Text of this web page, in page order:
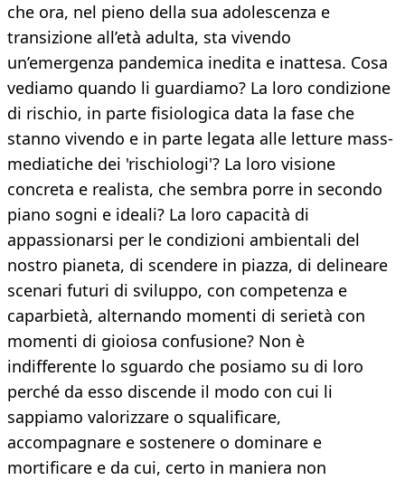
che ora, nel pieno della sua adolescenza e
transizione all’età adulta, sta vivendo
un’emergenza pandemica inedita e inattesa. Cosa
vediamo quando li guardiamo? La loro condizione
di rischio, in parte fisiologica data la fase che
stanno vivendo e in parte legata alle letture mass-
mediatiche dei 'rischiologi'? La loro visione
concreta e realista, che sembra porre in secondo
piano sogni e ideali? La loro capacità di
appassionarsi per le condizioni ambientali del
nostro pianeta, di scendere in piazza, di delineare
scenari futuri di sviluppo, con competenza e
caparbietà, alternando momenti di serietà con
momenti di gioiosa confusione? Non è
indifferente lo sguardo che posiamo su di loro
perché da esso discende il modo con cui li
sappiamo valorizzare o squalificare,
accompagnare e sostenere o dominare e
mortificare e da cui, certo in maniera non